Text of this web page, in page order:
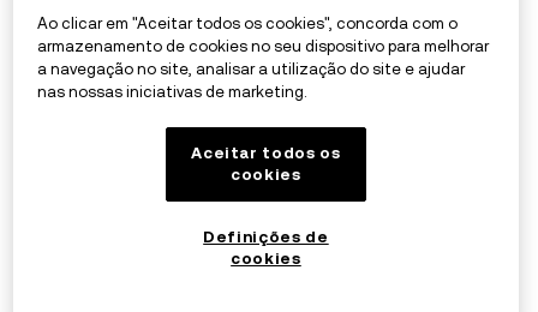
Ao clicar em "Aceitar todos os cookies", concorda com o
armazenamento de cookies no seu dispositivo para melhorar
a navegação no site, analisar a utilização do site e ajudar
nas nossas iniciativas de marketing.
Aceitar todos os
cookies
Definições de
cookies